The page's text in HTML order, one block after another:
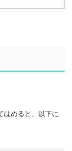
はめると、以下に